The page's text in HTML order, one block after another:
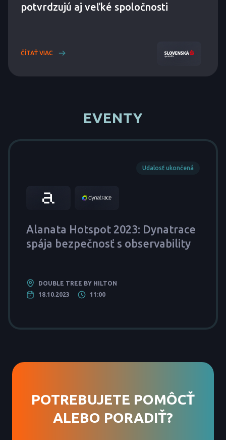
potvrdzujú aj veľké spoločnosti
ČÍTAŤ VIAC
EVENTY
Udalosť ukončená
Alanata Hotspot 2023: Dynatrace
spája bezpečnosť s observability
DOUBLE TREE BY HILTON
18.10.2023
11:00
POTREBUJETE POMÔCŤ
ALEBO PORADIŤ?